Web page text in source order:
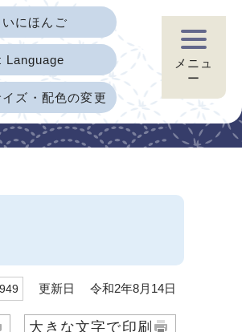
にほんご
Language
ズ・配色の変更
メニュ
ー
更新日 令和2年8月14日
大きな文字で印刷